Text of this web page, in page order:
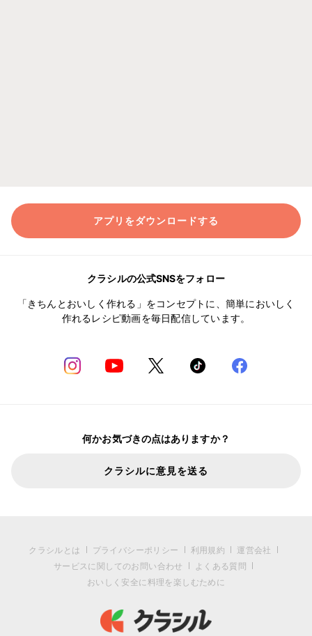
アプリをダウンロードする
クラシルの公式SNSをフォロー
「きちんとおいしく作れる」をコンセプトに、簡単においしく
作れるレシピ動画を毎日配信しています。
何かお気づきの点はありますか？
クラシルに意見を送る
クラシルとは プライバシーポリシー 利用規約
運営会社
サービスに関してのお問い合わせ
よくある質問
おいしく安全に料理を楽しむために